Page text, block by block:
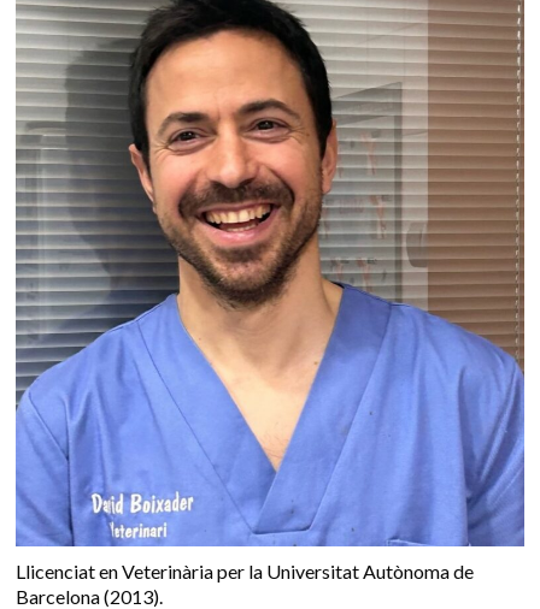
Llicenciat en Veterinària per la Universitat Autònoma de
Barcelona (2013).